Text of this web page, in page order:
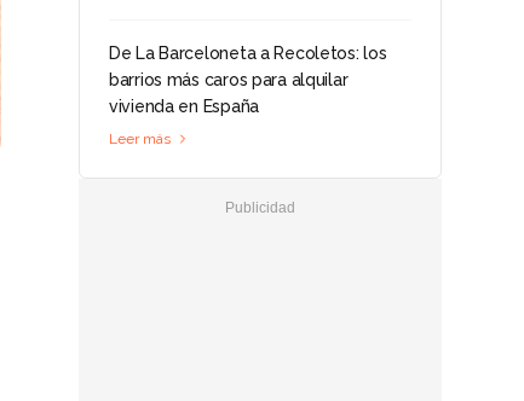
De La Barceloneta a Recoletos: los
barrios más caros para alquilar
vivienda en España
Leer más